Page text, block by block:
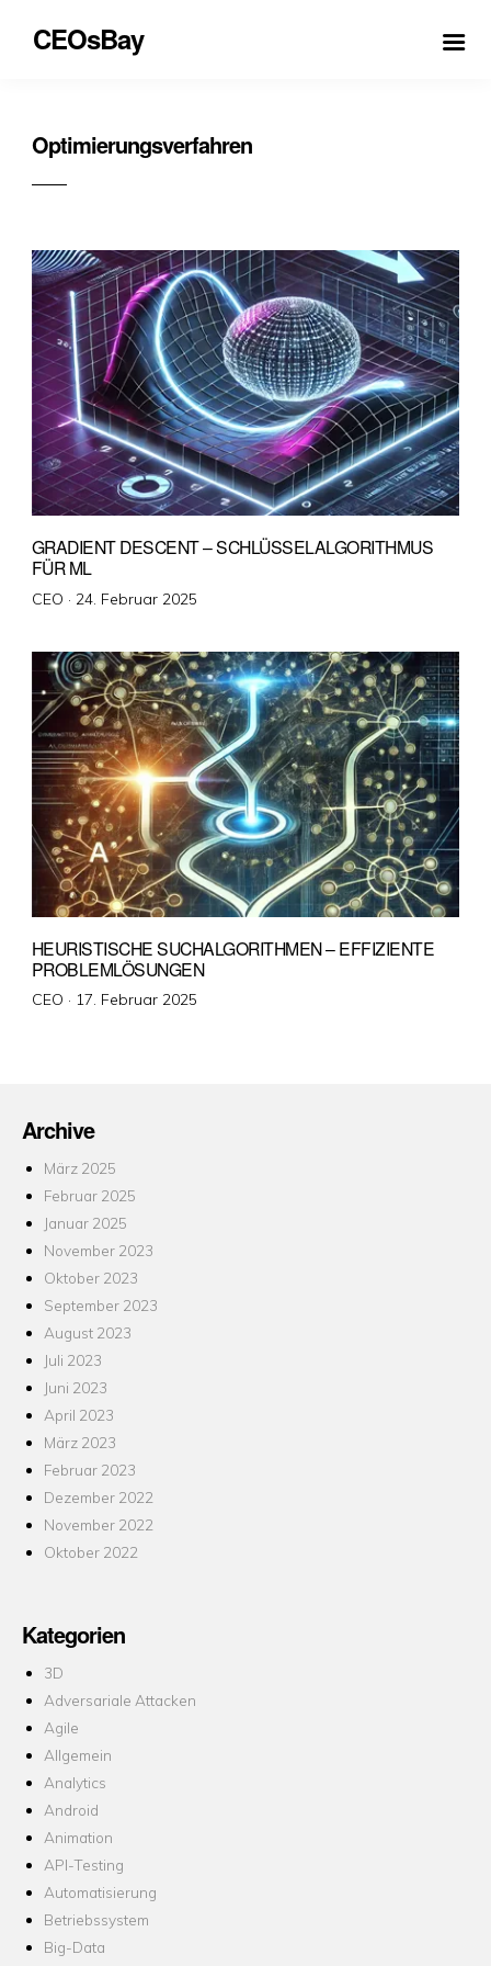
CEOsBay
Optimierungsverfahren
GRADIENT DESCENT – SCHLÜSSELALGORITHMUS
FÜR ML
CEO · Veröffentlicht
24. Februar 2025
HEURISTISCHE SUCHALGORITHMEN – EFFIZIENTE
PROBLEMLÖSUNGEN
CEO · Veröffentlicht
17. Februar 2025
Archive
März 2025
Februar 2025
Januar 2025
November 2023
Oktober 2023
September 2023
August 2023
Juli 2023
Juni 2023
April 2023
März 2023
Februar 2023
Dezember 2022
November 2022
Oktober 2022
Kategorien
3D
Adversariale Attacken
Agile
Allgemein
Analytics
Android
Animation
API-Testing
Automatisierung
Betriebssystem
Big-Data